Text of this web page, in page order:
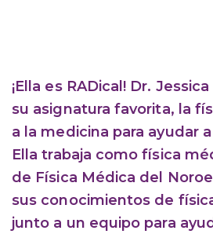
¡Ella es RADical! Dr.
su asignatura favorita, la
a la medicina para ayudar
Ella trabaja como física
de Física Médica del
sus conocimientos de
junto a un equipo para